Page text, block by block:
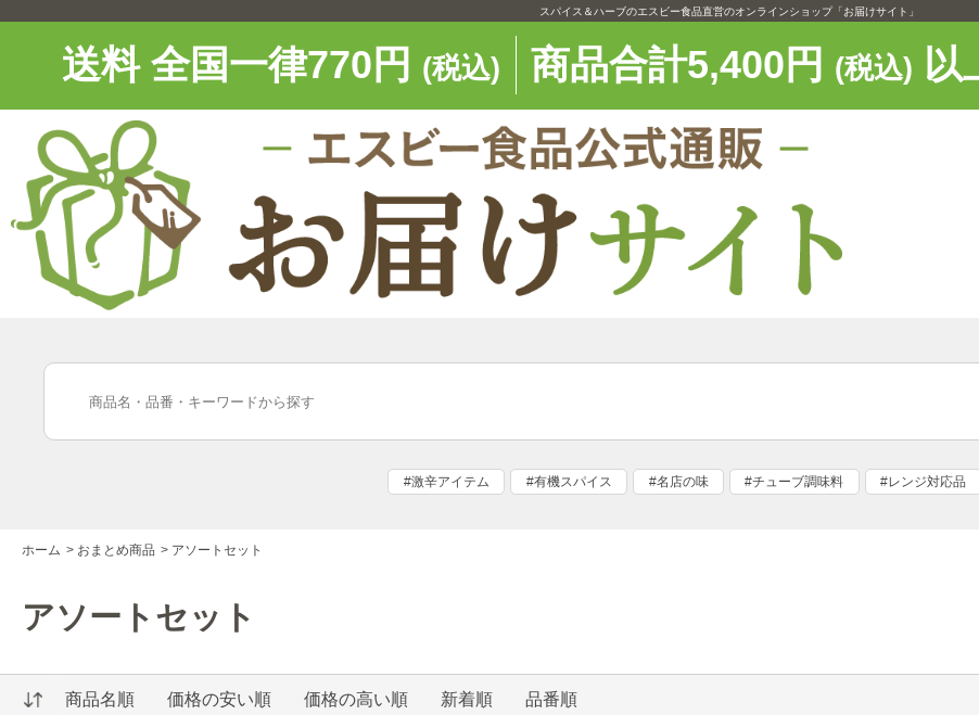
スパイス＆ハーブのエスビー食品直営のオンラインショップ「お届けサイト」
送料 全国一律770円 (税込) 商品合計5,400円 (税込) 以
#激辛アイテム #有機スパイス #名店の味 #チューブ調味料 #レンジ対応品
ホーム > おまとめ商品 > アソートセット
アソートセット
商品名順 価格の安い順 価格の高い順 新着順 品番順